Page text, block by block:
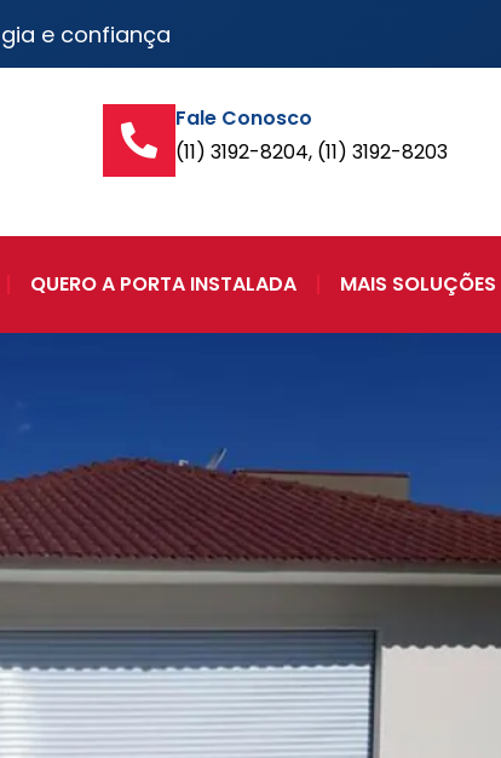
e confiança
Fale Conosco
(11) 3192-8204, (11) 3192-8203
QUERO A PORTA INSTALADA MAIS SOLUÇÕES